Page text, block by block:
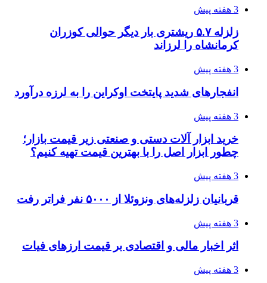
3 هفته پیش
زلزله ۵.۷ ریشتری بار دیگر حوالی کوزران
کرمانشاه را لرزاند
3 هفته پیش
انفجارهای شدید پایتخت اوکراین را به لرزه درآورد
3 هفته پیش
خرید ابزار آلات دستی و صنعتی زیر قیمت بازار؛
چطور ابزار اصل را با بهترین قیمت تهیه کنیم؟
3 هفته پیش
قربانیان زلزله‌های ونزوئلا از ۵۰۰۰ نفر فراتر رفت
3 هفته پیش
اثر اخبار مالی و اقتصادی بر قیمت ارزهای فیات
3 هفته پیش